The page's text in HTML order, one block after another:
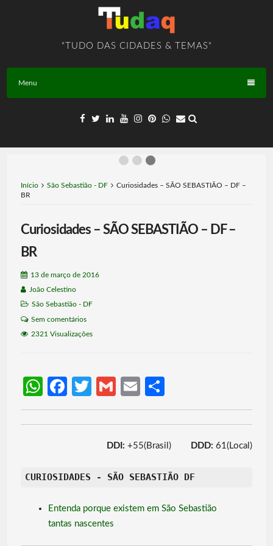
"TUDO DAS CIDADES & TEMAS"
Menu
Início São Sebastião - DF
Curiosidades – SÃO SEBASTIÃO – DF –
BR
Curiosidades – SÃO SEBASTIÃO – DF –
BR
13 de março de 2016
João Celestino
São Sebastião - DF
Sem comentários
2321 Visualizações
W
h
at
p
p
Fa
ce
b
k
T
w
itt
er
G
m
ail
E
m
ail
h
ar
e
DDI: +55(Brasil) DDD: 61(Local)
CURIOSIDADES - SÃO SEBASTIÃO DF
Entenda porque existem em São Sebastião
tantas nascentes